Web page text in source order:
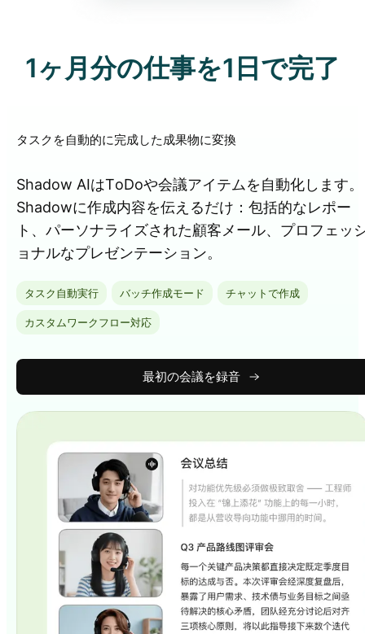
1ヶ月分の仕事を1日で完了
タスクを自動的に完成した成果物に変換
Shadow AIはToDoや会議アイテムを自動化します。
Shadowに作成内容を伝えるだけ：包括的なレポー
ト、パーソナライズされた顧客メール、プロフェッ
ョナルなプレゼンテーション。
タスク自動実行 バッチ作成モード チャットで作成
カスタムワークフロー対応
最初の会議を録音